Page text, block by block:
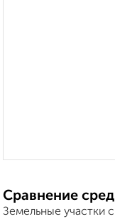
Сравнение
Земельные участки